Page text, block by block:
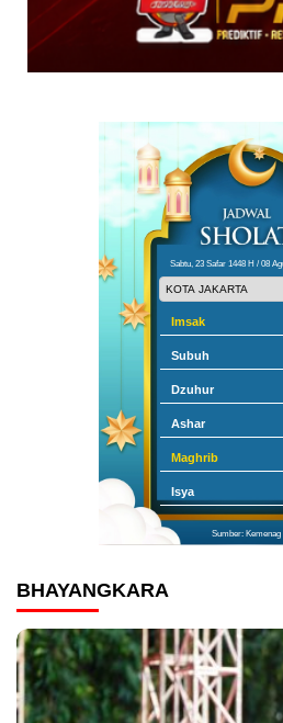
Sabtu, 23 Safar 1448 H / 08
Imsak
Subuh
Dzuhur
Ashar
Maghrib
Isya
Sumber: Kemenag
BHAYANGKARA